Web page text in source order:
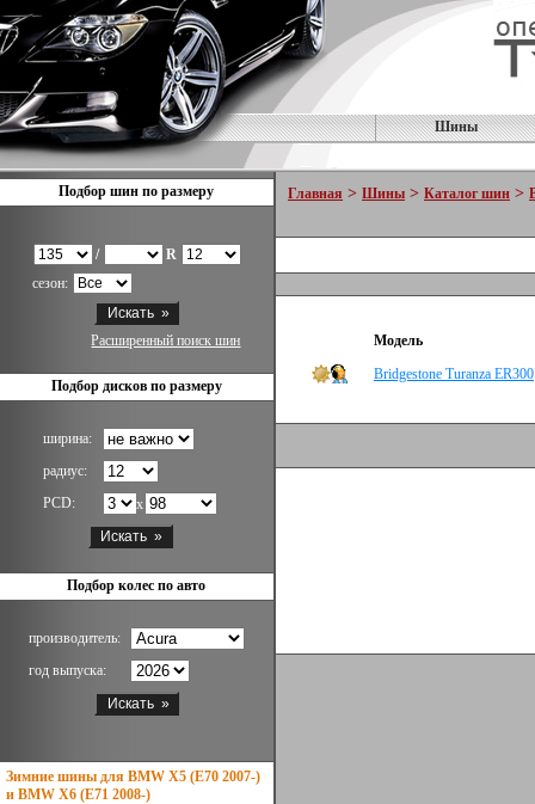
Шины
Подбор шин по размеру
/
R
сезон:
Расширенный поиск шин
Подбор дисков по размеру
ширина:
радиус:
PCD:
x
Подбор колес по авто
производитель:
год выпуска:
Зимние шины для BMW X5 (E70 2007-)
и BMW X6 (E71 2008-)
Главная > Шины > Каталог шин >
Модель
Bridgestone Turanza ER300